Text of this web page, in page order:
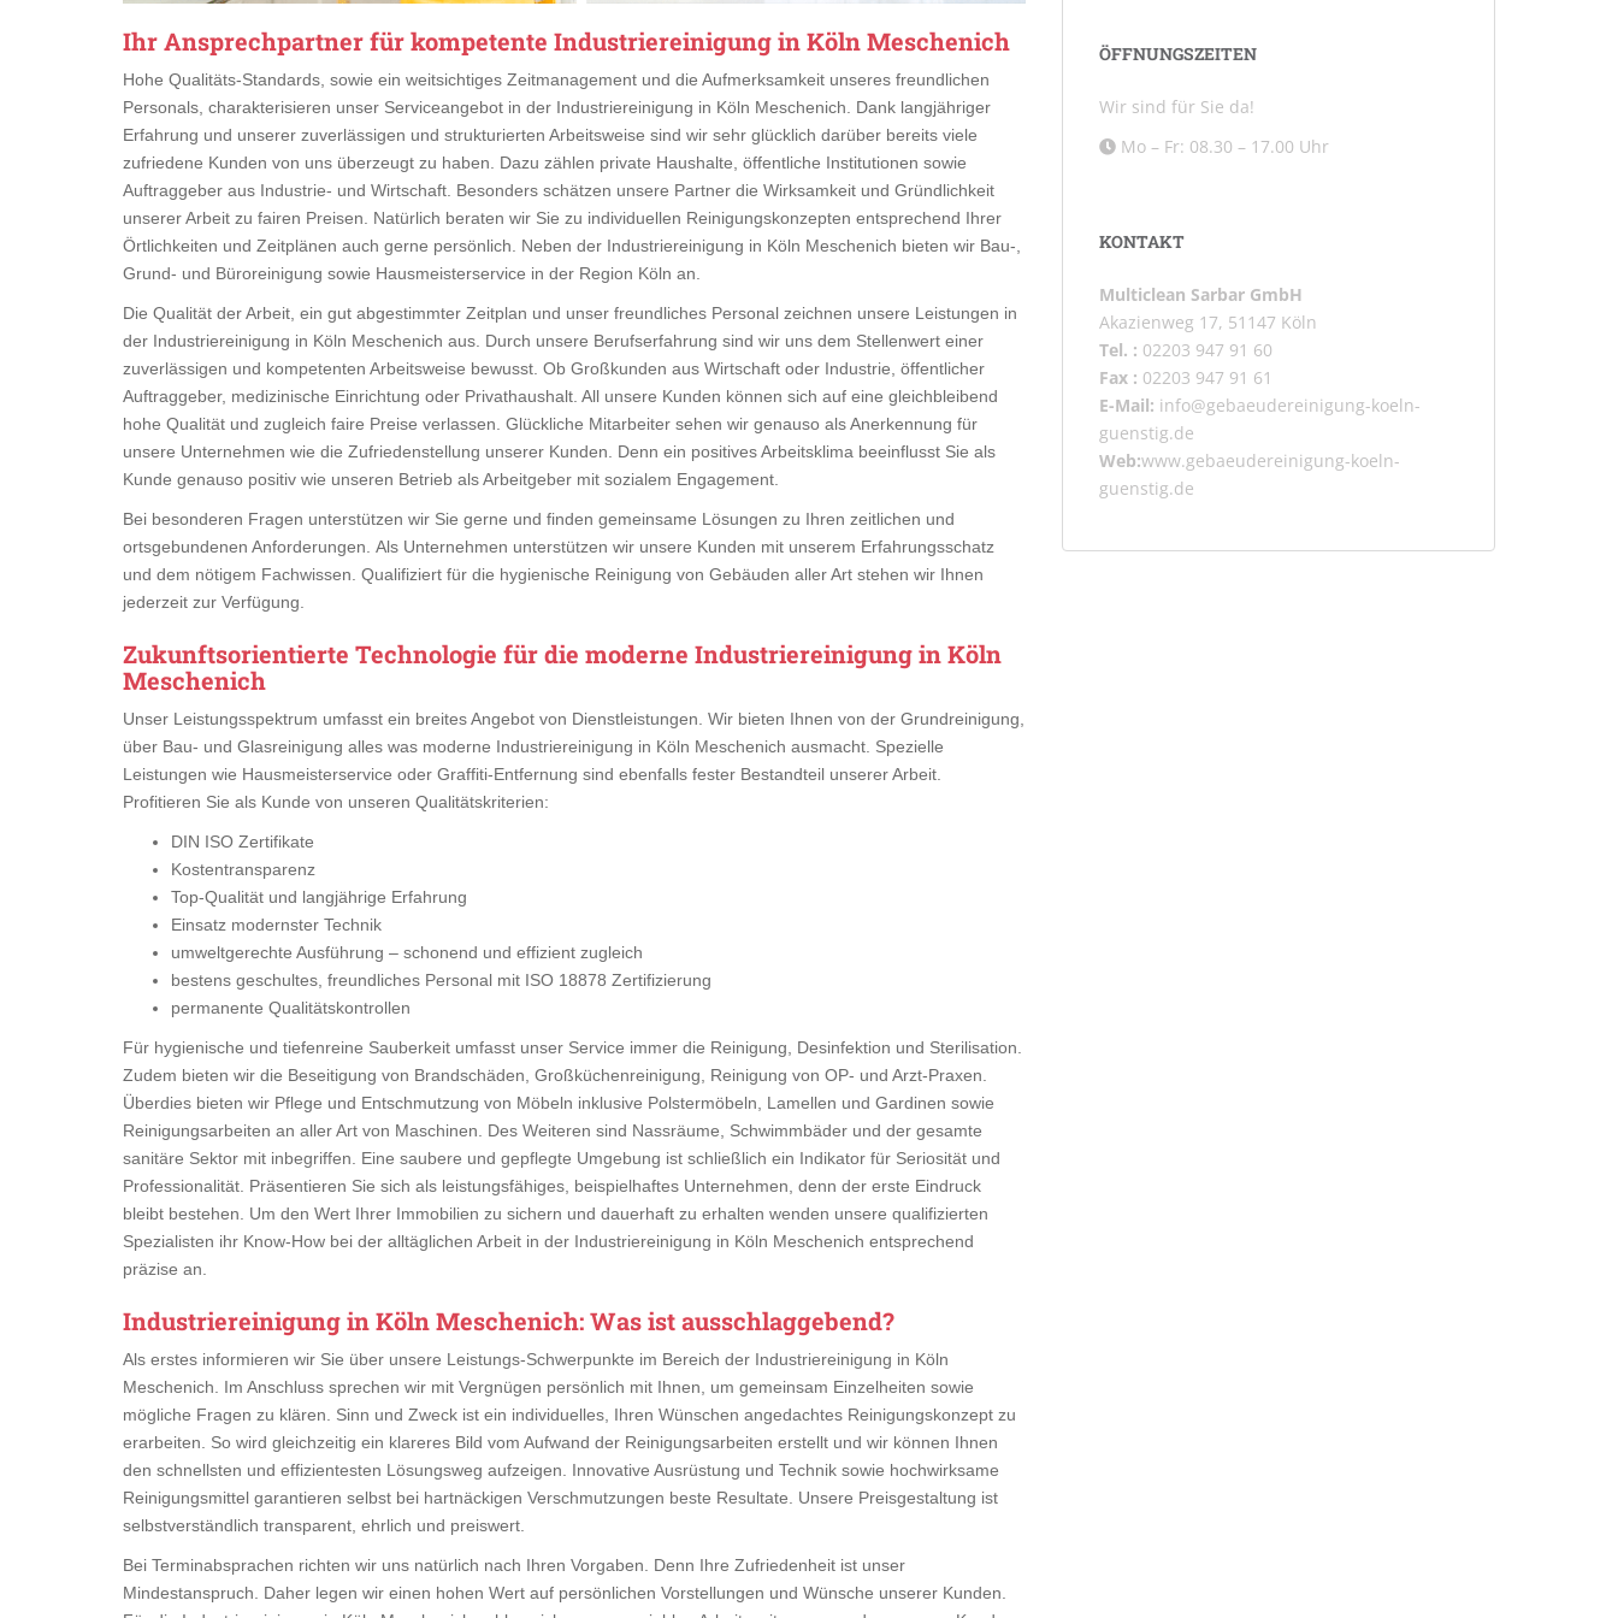
Ihr Ansprechpartner für kompetente Industriereinigung in Köln Meschenich
Hohe Qualitäts-Standards, sowie ein weitsichtiges Zeitmanagement und die Aufmerksamkeit unseres freundlichen
Personals, charakterisieren unser Serviceangebot in der Industriereinigung in Köln Meschenich. Dank langjähriger
Erfahrung und unserer zuverlässigen und strukturierten Arbeitsweise sind wir sehr glücklich darüber bereits viele
zufriedene Kunden von uns überzeugt zu haben. Dazu zählen private Haushalte, öffentliche Institutionen sowie
Auftraggeber aus Industrie- und Wirtschaft. Besonders schätzen unsere Partner die Wirksamkeit und Gründlichkeit
unserer Arbeit zu fairen Preisen. Natürlich beraten wir Sie zu individuellen Reinigungskonzepten entsprechend Ihrer
Örtlichkeiten und Zeitplänen auch gerne persönlich. Neben der Industriereinigung in Köln Meschenich bieten wir Bau-,
Grund- und Büroreinigung sowie Hausmeisterservice in der Region Köln an.
Die Qualität der Arbeit, ein gut abgestimmter Zeitplan und unser freundliches Personal zeichnen unsere Leistungen in
der Industriereinigung in Köln Meschenich aus. Durch unsere Berufserfahrung sind wir uns dem Stellenwert einer
zuverlässigen und kompetenten Arbeitsweise bewusst. Ob Großkunden aus Wirtschaft oder Industrie, öffentlicher
Auftraggeber, medizinische Einrichtung oder Privathaushalt. All unsere Kunden können sich auf eine gleichbleibend
hohe Qualität und zugleich faire Preise verlassen. Glückliche Mitarbeiter sehen wir genauso als Anerkennung für
unsere Unternehmen wie die Zufriedenstellung unserer Kunden. Denn ein positives Arbeitsklima beeinflusst Sie als
Kunde genauso positiv wie unseren Betrieb als Arbeitgeber mit sozialem Engagement.
Bei besonderen Fragen unterstützen wir Sie gerne und finden gemeinsame Lösungen zu Ihren zeitlichen und
ortsgebundenen Anforderungen. Als Unternehmen unterstützen wir unsere Kunden mit unserem Erfahrungsschatz
und dem nötigem Fachwissen. Qualifiziert für die hygienische Reinigung von Gebäuden aller Art stehen wir Ihnen
jederzeit zur Verfügung.
Zukunftsorientierte Technologie für die moderne Industriereinigung in Köln
Meschenich
Unser Leistungsspektrum umfasst ein breites Angebot von Dienstleistungen. Wir bieten Ihnen von der Grundreinigung,
über Bau- und Glasreinigung alles was moderne Industriereinigung in Köln Meschenich ausmacht. Spezielle
Leistungen wie Hausmeisterservice oder Graffiti-Entfernung sind ebenfalls fester Bestandteil unserer Arbeit.
Profitieren Sie als Kunde von unseren Qualitätskriterien:
DIN ISO Zertifikate
Kostentransparenz
Top-Qualität und langjährige Erfahrung
Einsatz modernster Technik
umweltgerechte Ausführung – schonend und effizient zugleich
bestens geschultes, freundliches Personal mit ISO 18878 Zertifizierung
permanente Qualitätskontrollen
Für hygienische und tiefenreine Sauberkeit umfasst unser Service immer die Reinigung, Desinfektion und Sterilisation.
Zudem bieten wir die Beseitigung von Brandschäden, Großküchenreinigung, Reinigung von OP- und Arzt-Praxen.
Überdies bieten wir Pflege und Entschmutzung von Möbeln inklusive Polstermöbeln, Lamellen und Gardinen sowie
Reinigungsarbeiten an aller Art von Maschinen. Des Weiteren sind Nassräume, Schwimmbäder und der gesamte
sanitäre Sektor mit inbegriffen. Eine saubere und gepflegte Umgebung ist schließlich ein Indikator für Seriosität und
Professionalität. Präsentieren Sie sich als leistungsfähiges, beispielhaftes Unternehmen, denn der erste Eindruck
bleibt bestehen. Um den Wert Ihrer Immobilien zu sichern und dauerhaft zu erhalten wenden unsere qualifizierten
Spezialisten ihr Know-How bei der alltäglichen Arbeit in der Industriereinigung in Köln Meschenich entsprechend
präzise an.
Industriereinigung in Köln Meschenich: Was ist ausschlaggebend?
Als erstes informieren wir Sie über unsere Leistungs-Schwerpunkte im Bereich der Industriereinigung in Köln
Meschenich. Im Anschluss sprechen wir mit Vergnügen persönlich mit Ihnen, um gemeinsam Einzelheiten sowie
mögliche Fragen zu klären. Sinn und Zweck ist ein individuelles, Ihren Wünschen angedachtes Reinigungskonzept zu
erarbeiten. So wird gleichzeitig ein klareres Bild vom Aufwand der Reinigungsarbeiten erstellt und wir können Ihnen
den schnellsten und effizientesten Lösungsweg aufzeigen. Innovative Ausrüstung und Technik sowie hochwirksame
Reinigungsmittel garantieren selbst bei hartnäckigen Verschmutzungen beste Resultate. Unsere Preisgestaltung ist
selbstverständlich transparent, ehrlich und preiswert.
Bei Terminabsprachen richten wir uns natürlich nach Ihren Vorgaben. Denn Ihre Zufriedenheit ist unser
Mindestanspruch. Daher legen wir einen hohen Wert auf persönlichen Vorstellungen und Wünsche unserer Kunden.
ÖFFNUNGSZEITEN
Wir sind für Sie da!
Mo – Fr: 08.30 – 17.00 Uhr
KONTAKT
Multiclean Sarbar GmbH
Akazienweg 17, 51147 Köln
Tel. : 02203 947 91 60
Fax : 02203 947 91 61
E-Mail: info@gebaeudereinigung-koeln-
guenstig.de
Web:www.gebaeudereinigung-koeln-
guenstig.de